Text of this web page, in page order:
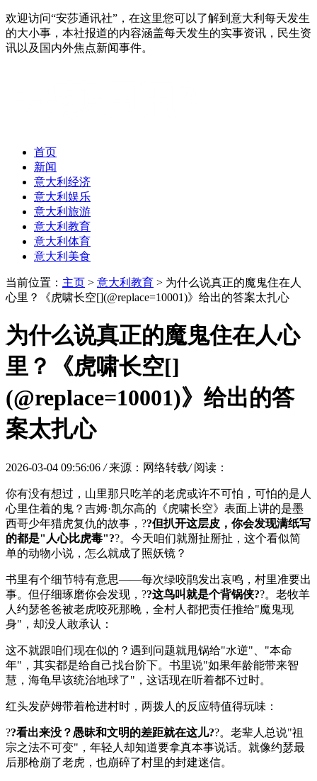
欢迎访问“安莎通讯社”，在这里您可以了解到意大利每天发生
的大小事，本社报道的内容涵盖每天发生的实事资讯，民生资
讯以及国内外焦点新闻事件。
首页
新闻
意大利经济
意大利娱乐
意大利旅游
意大利教育
意大利体育
意大利美食
当前位置： 主页 > 意大利教育 > 为什么说真正的魔鬼住在人
心里？《虎啸长空[](@replace=10001)》给出的答案太扎心
为什么说真正的魔鬼住在人心
里？《虎啸长空[]
(@replace=10001)》给出的答
案太扎心
2026-03-04 09:56:06 / 来源：网络转载/ 阅读：
你有没有想过，山里那只吃羊的老虎或许不可怕，可怕的是人
心里住着的鬼？吉姆·凯尔高的《虎啸长空》表面上讲的是墨
西哥少年猎虎复仇的故事，??但扒开这层皮，你会发现满纸写
的都是"人心比虎毒"??。今天咱们就掰扯掰扯，这个看似简
单的动物小说，怎么就成了照妖镜？
书里有个细节特有意思——每次绿咬鹃发出哀鸣，村里准要出
事。但仔细琢磨你会发现，??这鸟叫就是个背锅侠??。老牧羊
人约瑟爸爸被老虎咬死那晚，全村人都把责任推给"魔鬼现
身"，却没人敢承认：
这不就跟咱们现在似的？遇到问题就甩锅给"水逆"、"本命
年"，其实都是给自己找台阶下。书里说"如果年龄能带来智
慧，海龟早该统治地球了"，这话现在听着都不过时。
红头发萨姆带着枪进村时，两拨人的反应特值得玩味：
??看出来没？愚昧和文明的差距就在这儿??。老辈人总说"祖
宗之法不可变"，年轻人却知道要拿真本事说话。就像约瑟最
后那枪崩了老虎，也崩碎了村里的封建迷信。